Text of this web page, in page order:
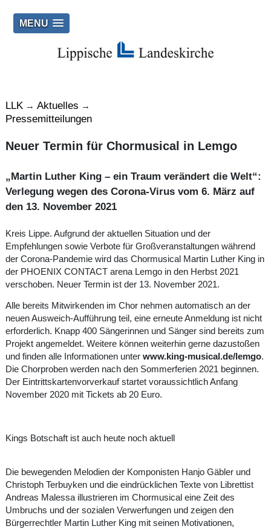
MENU
LLK → Aktuelles →
Pressemitteilungen
Neuer Termin für Chormusical in Lemgo
„Martin Luther King – ein Traum verändert die Welt“:
Verlegung wegen des Corona-Virus vom 6. März auf
den 13. November 2021
Kreis Lippe. Aufgrund der aktuellen Situation und der
Empfehlungen sowie Verbote für Großveranstaltungen während
der Corona-Pandemie wird das Chormusical Martin Luther King in
der PHOENIX CONTACT arena Lemgo in den Herbst 2021
verschoben. Neuer Termin ist der 13. November 2021.
Alle bereits Mitwirkenden im Chor nehmen automatisch an der
neuen Ausweich-Aufführung teil, eine erneute Anmeldung ist nicht
erforderlich. Knapp 400 Sängerinnen und Sänger sind bereits zum
Projekt angemeldet. Weitere können weiterhin gerne dazustoßen
und finden alle Informationen unter www.king-musical.de/lemgo.
Die Chorproben werden nach den Sommerferien 2021 beginnen.
Der Eintrittskartenvorverkauf startet voraussichtlich Anfang
November 2020 mit Tickets ab 20 Euro.
Kings Botschaft ist auch heute noch aktuell
Die bewegenden Melodien der Komponisten Hanjo Gäbler und
Christoph Terbuyken und die eindrücklichen Texte von Librettist
Andreas Malessa illustrieren im Chormusical eine Zeit des
Umbruchs und der sozialen Verwerfungen und zeigen den
Bürgerrechtler Martin Luther King mit seinen Motivationen,